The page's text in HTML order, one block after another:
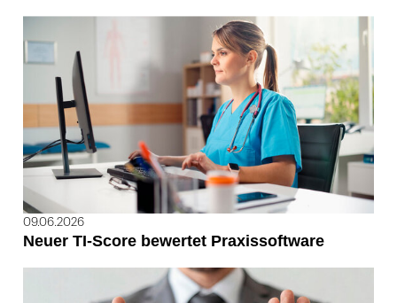
09.06.2026
Neuer TI-Score bewertet Praxissoftware